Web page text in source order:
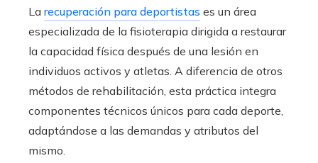
La recuperación para deportistas es un área
especializada de la fisioterapia dirigida a restaurar
la capacidad física después de una lesión en
individuos activos y atletas. A diferencia de otros
métodos de rehabilitación, esta práctica integra
componentes técnicos únicos para cada deporte,
adaptándose a las demandas y atributos del
mismo.